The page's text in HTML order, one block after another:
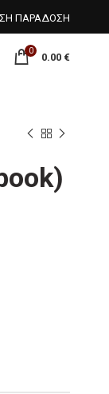
ΠΑΡΑΔΟΣΗ
0 0.00 €